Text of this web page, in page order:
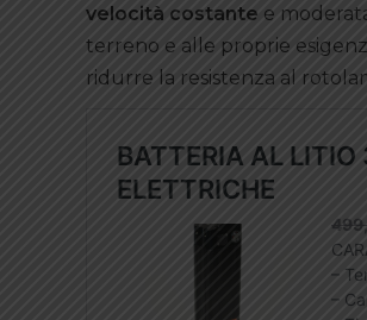
velocità costante e
terreno e alle proprie
ridurre la resistenza al